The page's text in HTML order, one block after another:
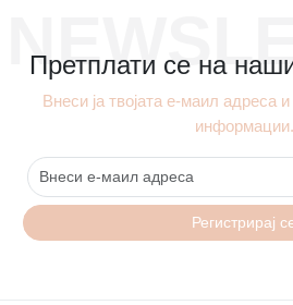
Претплати се на
Внеси ја твојата е-маил адреса и
информации.
Регистрирај